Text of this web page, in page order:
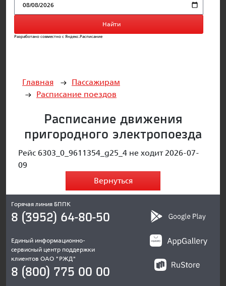
Найти
Разработано совместно с Яндекс.Расписание
Главная
Пассажирам
Расписание поездов
Расписание движения
пригородного электропоезда
Рейс 6303_0_9611354_g25_4 не ходит 2026-07-
09
Вернуться
Горячая линия БППК
8 (3952) 64-80-50
Единый информационно-
сервисный центр поддержки
клиентов ОАО "РЖД"
8 (800) 775 00 00